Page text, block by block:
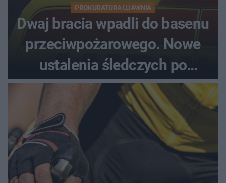
PROKURATURA UJAWNIA
Dwaj bracia wpadli do basenu
przeciwpożarowego. Nowe
ustalenia śledczych po
dramatycznej akcji